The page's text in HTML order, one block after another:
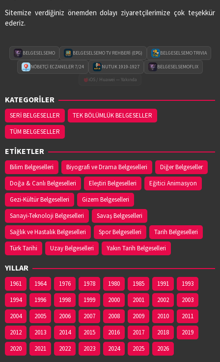
Sitemize verdiğiniz önemden dolayı ziyaretçilerimize çok teşekkür
ederiz.
BELGESELSEMO BELGESELSEMO TV REHBERİ (EPG) BELGESELSEMO TRIVIA
NÖBETÇİ ECZANELER 7/24 NUTUK 1919-1927
BELGESELSEMOFLIX
iOS / Huawei — Yakında
KATEGORİLER
SERİ BELGESELLER
TEK BÖLÜMLÜK BELGESELLER
TÜM BELGESELLER
ETİKETLER
Bilim Belgeselleri Biyografi ve Drama Belgeselleri
Diğer Belgeseller
Doğa & Canlı Belgeselleri
Eleştiri Belgeselleri
Eğitici Animasyon
Gezi-Kültür Belgeselleri
Gizem Belgeselleri
Sanayi-Teknoloji Belgeselleri
Savaş Belgeselleri
Sağlık ve Hastalık Belgeselleri
Spor Belgeselleri
Tarih Belgeselleri
Türk Tarihi
Uzay Belgeselleri Yakın Tarih Belgeselleri
YILLAR
1961 1964 1976 1978 1980 1985 1991
1993
1994
1996 1998 1999 2000 2001 2002
2003
2004
2005 2006 2007 2008 2009 2010
2011
2012
2013 2014 2015 2016 2017 2018
2019
2020
2021 2022 2023 2024 2025 2026